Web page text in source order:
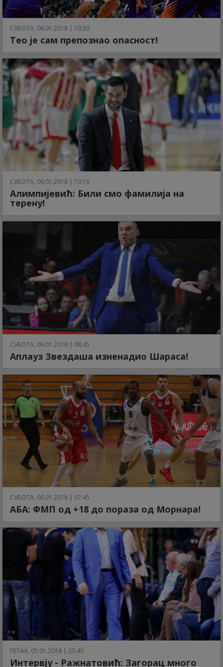
СУБОТА, 06.01.2018 | 10:30
Тео је сам препознао опасност!
СУБОТА, 06.01.2018 | 10:15
Алимпијевић: Били смо фамилија на
терену!
СУБОТА, 06.01.2018 | 08:45
Аплауз Звездаша изненадио Шараса!
СУБОТА, 06.01.2018 | 07:45
АБА: ФМП од +18 до пораза од Морнара!
ПЕТАК, 05.01.2018 | 23:40
Интервју - Ражнатовић: Загорац много